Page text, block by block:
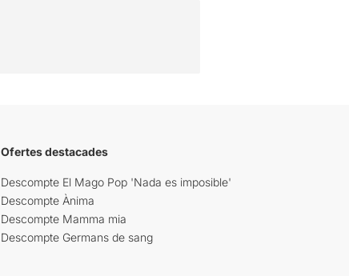
Ofertes destacades
Descompte El Mago Pop 'Nada es imposible'
Descompte Ànima
Descompte Mamma mia
Descompte Germans de sang